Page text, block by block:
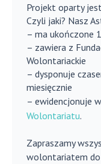
Projekt oparty
Czyli jaki? Nasz
– ma ukończone
– zawiera z
Wolontariackie
– dysponuje
miesięcznie
– ewidencjonuje
Wolontariatu.
Zapraszamy
wolontariatem do